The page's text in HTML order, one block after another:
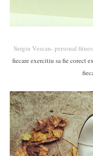
Sergiu Vescan- personal
fiecare exercitiu sa fie corect